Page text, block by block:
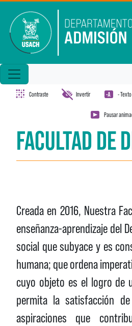
Contraste Invertir - Texto
Pausar
FACULTAD DE
Creada en 2016, Nuestra
enseñanza-aprendizaje del
social que subyace y es
humana; que ordena
cuyo objeto es el logro de
permita la satisfacción
aspiraciones que